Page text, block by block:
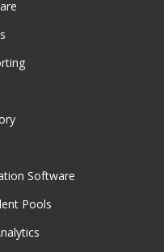
Software
Pools